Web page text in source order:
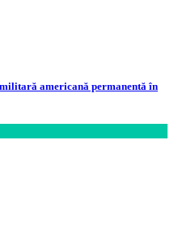
americană permanentă în